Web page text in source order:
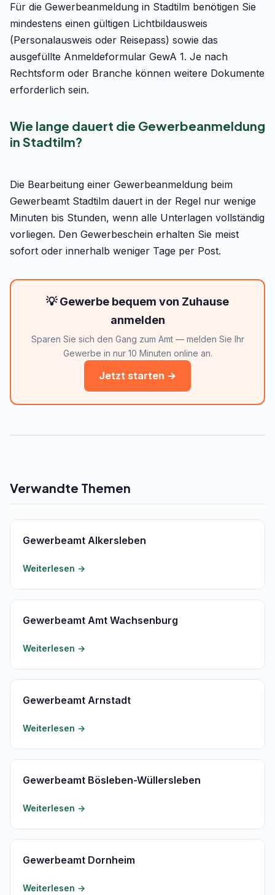
Für die Gewerbeanmeldung in Stadtilm benötigen Sie
mindestens einen gültigen Lichtbildausweis
(Personalausweis oder Reisepass) sowie das
ausgefüllte Anmeldeformular GewA 1. Je nach
Rechtsform oder Branche können weitere Dokumente
erforderlich sein.
Wie lange dauert die Gewerbeanmeldung
in Stadtilm?
Die Bearbeitung einer Gewerbeanmeldung beim
Gewerbeamt Stadtilm dauert in der Regel nur wenige
Minuten bis Stunden, wenn alle Unterlagen vollständig
vorliegen. Den Gewerbeschein erhalten Sie meist
sofort oder innerhalb weniger Tage per Post.
💡 Gewerbe bequem von Zuhause
anmelden
Sparen Sie sich den Gang zum Amt — melden Sie Ihr
Gewerbe in nur 10 Minuten online an.
Jetzt starten →
Verwandte Themen
Gewerbeamt Alkersleben
Weiterlesen →
Gewerbeamt Amt Wachsenburg
Weiterlesen →
Gewerbeamt Arnstadt
Weiterlesen →
Gewerbeamt Bösleben-Wüllersleben
Weiterlesen →
Gewerbeamt Dornheim
Weiterlesen →